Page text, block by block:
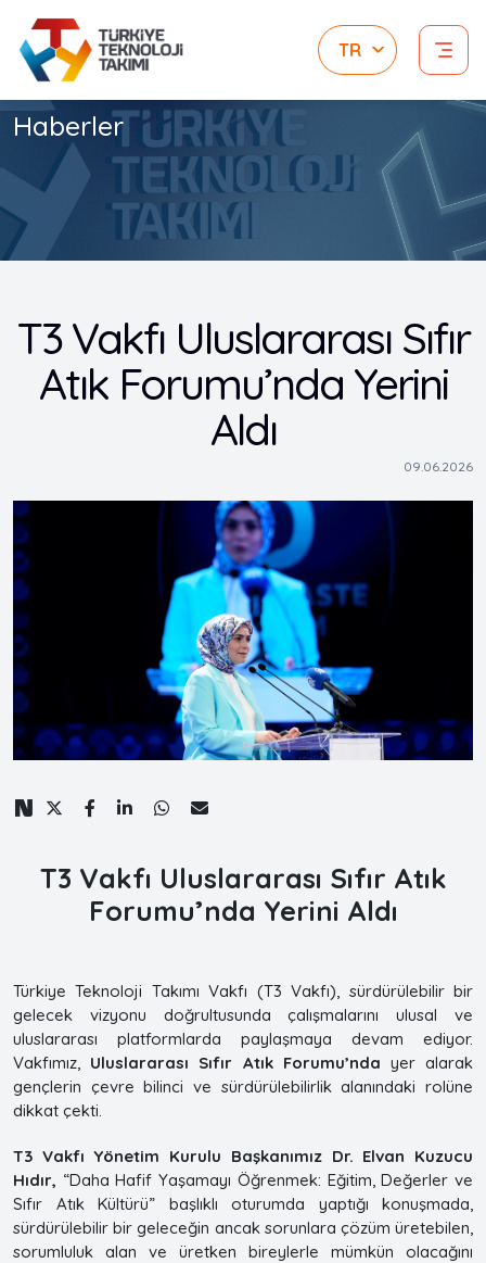
Haberler
T3 Vakfı Uluslararası Sıfır
Atık Forumu’nda Yerini
Aldı
09.06.2026
T3 Vakfı Uluslararası Sıfır Atık
Forumu’nda Yerini Aldı
Türkiye Teknoloji Takımı Vakfı (T3 Vakfı), sürdürülebilir bir
gelecek vizyonu doğrultusunda çalışmalarını ulusal ve
uluslararası platformlarda paylaşmaya devam ediyor.
Vakfımız,
Uluslararası Sıfır Atık Forumu’nda yer alarak
gençlerin çevre bilinci ve sürdürülebilirlik alanındaki rolüne
dikkat çekti.
T3 Vakfı Yönetim Kurulu Başkanımız Dr. Elvan Kuzucu
Hıdır, “Daha Hafif Yaşamayı Öğrenmek: Eğitim, Değerler ve
Sıfır Atık Kültürü” başlıklı oturumda yaptığı konuşmada,
sürdürülebilir bir geleceğin ancak sorunlara çözüm üretebilen,
sorumluluk alan ve üretken bireylerle mümkün olacağını